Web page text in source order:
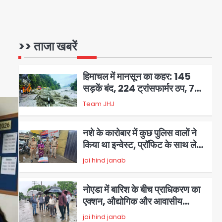
>> ताजा खबरें
करोड़ रुपये का नुकसान
Team JHJ
नशे के कारोबार में कुछ पुलिस वालों ने
किया था इन्वेस्ट, प्रॉफिट के साथ लेते
थे ब्याज!
jai hind janab
नोएडा में बारिश के बीच प्राधिकरण का
एक्शन, औद्योगिक और आवासीय
सेक्टरों का निरीक्षण, जलभराव रोकने के
दिए सख्त निर्देश
jai hind janab
ग्रेटर नोएडा आएंगे सीएम योगी
आदित्यनाथ, जानिए पूरा प्लान